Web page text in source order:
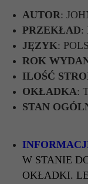
AUTOR:
PRZEKŁAD:
JĘZYK:
ROK
ILOŚĆ
OKŁADKA:
STAN
W STANIE
OKŁADKI.